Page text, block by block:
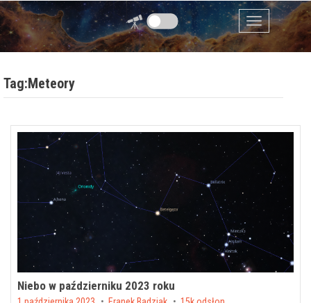
Przejdź do zawartości
Menu
Tag:Meteory
Niebo w październiku 2023 roku